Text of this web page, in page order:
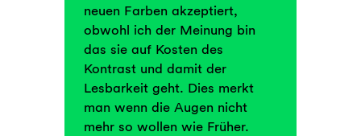
neuen Farben akzeptiert,
obwohl ich der Meinung bin
das sie auf Kosten des
Kontrast und damit der
Lesbarkeit geht. Dies merkt
man wenn die Augen nicht
mehr so wollen wie Früher.